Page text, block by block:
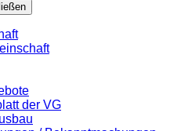
der VG